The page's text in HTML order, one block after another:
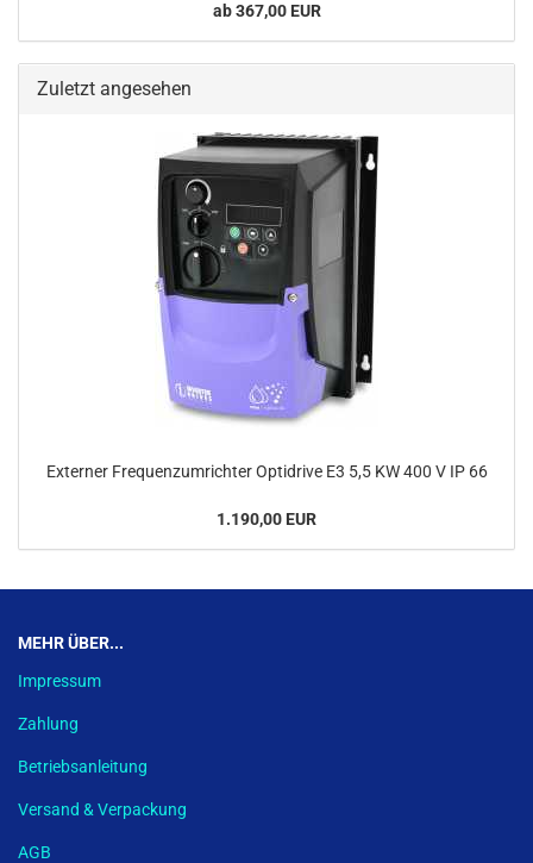
ab 367,00 EUR
Zuletzt angesehen
Externer Frequenzumrichter Optidrive E3 5,5 KW 400 V IP 66
1.190,00 EUR
MEHR ÜBER...
Impressum
Zahlung
Betriebsanleitung
Versand & Verpackung
AGB